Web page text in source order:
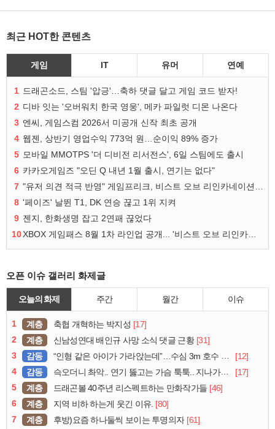
최근 HOT한 콘텐츠
게임 IT 유머 연예
1 드래곤소드, 스팀 '압긍'…축하 댓글 달고 게임 코드 받자!
2 디바 잇는 '오버워치 한국 영웅', 메카 파일럿 디몬 나온다
3 엔씨, 게임스컴 2026서 미공개 신작 최초 공개
4 웹젠, 상반기 영업수익 773억 원…순이익 89% 증가
5 모바일 MMOTPS '더 디비전 리서전스', 6일 스팀에도 출시
6 카카오게임즈 "오딘 Q 내년 1월 출시, 연기는 없다"
7
8 '페이즈' 날뛴 T1, DK 연승 끊고 1위 지켜
9 젠지, 한화생명 잡고 2연패 끊었다
10
오픈 이슈 갤러리 화제글
오늘의 화제 주간 월간 이슈
1 계층 축협 개혁하는 박지성 [17]
2
계층 신남성연대 배인규 사망 소식 댓글 근황 [31]
3
감동 “인형 같은 아이가 가라앉는데”…수심 3m 호수 뛰어든 60대 의인
[12]
4
감동 슥오더니 촤악.. 연기 뚫고는 가슴 툭툭.. 지나가던 아재의 정체
[17]
5
계층 드래곤볼 40주년 리스펙트하는 만화작가들 [46]
6
계층 지역 비하 하는게 웃긴 이유. [80]
7
계층 후방)요즘 하나둘씩 보이는 투명의자 [61]